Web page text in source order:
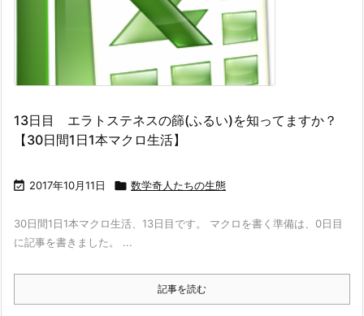
13日目 エラトステネスの篩(ふるい)を知ってますか？
【30日間1日1本マクロ生活】
 2017年10月11日  数学奇人たちの生態
30日間1日1本マクロ生活、13日目です。 マクロを書く準備は、0日目
に記事を書きました。 ...
記事を読む